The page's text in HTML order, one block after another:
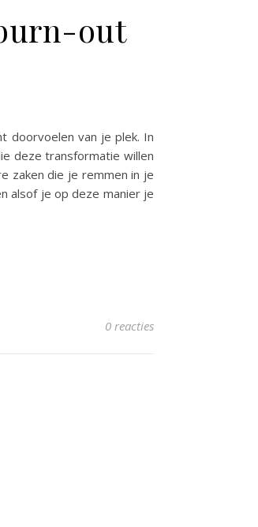
out
doorvoelen van je plek. In
deze transformatie willen
zaken die je remmen in je
alsof je op deze manier je
0 reacties